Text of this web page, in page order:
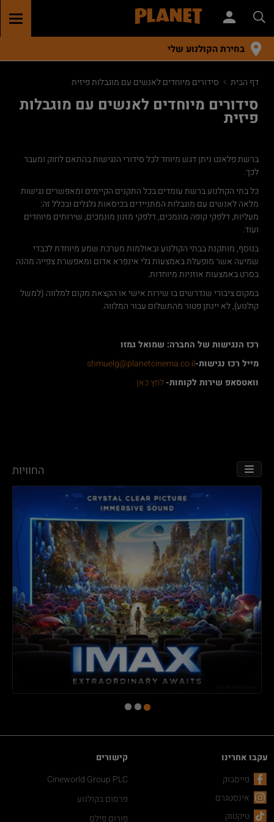
בחירת הקולנוע שלי
דף הבית סידורים מיוחדים לאנשים עם מוגבלות פיזית
סידורים מיוחדים לאנשים עם מוגבלות
פיזית
ברשת פלאנט ניתן דגש מיוחד לכל סידורי הנגישות בהתאם לחוק ומעבר
לכך.
כל בתי הקולנוע ברשת עומדים בכל התקנים הקיימים ומאפשרים נגישות
מלאה לאנשים עם מוגבלות המתניידים בכיסאות גלגלים ובכלל זה:
מעליות, דלפקי קופה מונמכים, דלפקי מזנון מונמכים, שירותים מיוחדים
ועוד.
בנוסף, מותקנת בבתי הקולנוע ובאולמות מערכת שמע מיוחדת לכבדי
שמיעה אשר מופעלת באמצעות גלי אינפרא אדום ומאפשרת צפייה מהנה
בסרט באמצעות אוזניות מיוחדות.
במקום ציבורי שנדרשים בו שירות אישי או הקצאת מקום למלווה (למשל
קולנוע), לא יינתן פטור מהתשלום עבור המלווה.
רכז הנגישות של החברה: שמואל גמזו
מייל רכז נגישות-shmuelg@planetcinema.co.il
וואטסאפ שירות לקוחות-לחץ כאן
החוויות TOGGLE NAVIGATION
עקבו אחרינו
פייסבוק
אינסטגרם
טיקטוק
קישורים
Cineworld Group PLC
פרסום בקולנוע
פורום פילם